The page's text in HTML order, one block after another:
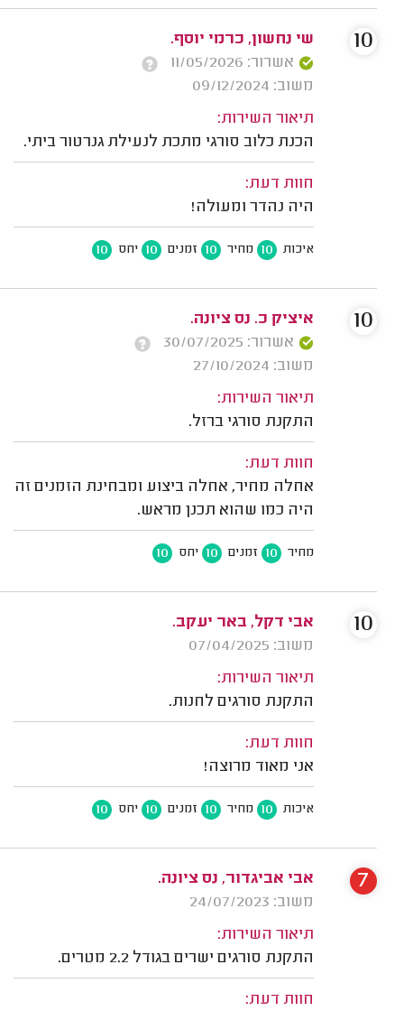
שי נחשון, כרמי יוסף.
אשרור: 11/05/2026
משוב: 09/12/2024
תיאור השירות:
הכנת כלוב סורגי מתכת לנעילת גנרטור ביתי.
חוות דעת:
היה נהדר ומעולה!
איכות 10 מחיר 10 זמנים 10 יחס 10
10
איציק כ. נס ציונה.
אשרור: 30/07/2025
משוב: 27/10/2024
תיאור השירות:
התקנת סורגי ברזל.
חוות דעת:
אחלה מחיר, אחלה ביצוע ומבחינת הזמנים זה
היה כמו שהוא תכנן מראש.
מחיר 10 זמנים 10 יחס 10
10
אבי דקל, באר יעקב.
משוב: 07/04/2025
תיאור השירות:
התקנת סורגים לחנות.
חוות דעת:
אני מאוד מרוצה!
איכות 10 מחיר 10 זמנים 10 יחס 10
10
אבי אביגדור, נס ציונה.
משוב: 24/07/2023
תיאור השירות:
התקנת סורגים ישרים בגודל 2.2 מטרים.
חוות דעת:
7